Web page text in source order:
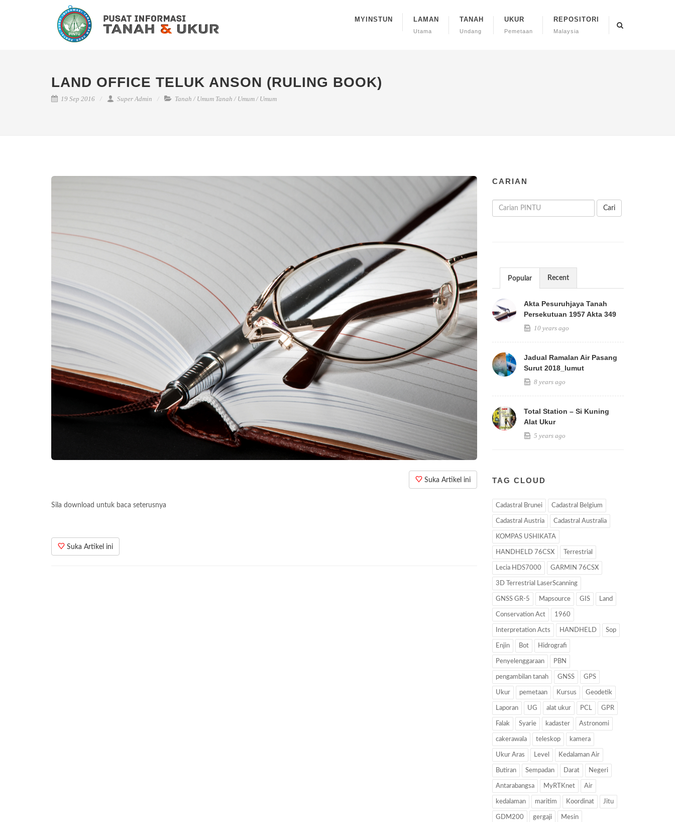
MYINSTUN LAMAN
Utama
TANAH
Undang
UKUR
Pemetaan
REPOSITORI
Malaysia
LAND OFFICE TELUK ANSON (RULING BOOK)
19 Sep 2016 Super Admin Tanah / Umum Tanah / Umum/ Umum
Suka Artikel ini
Sila download untuk baca seterusnya
Suka Artikel ini
CARIAN
Cari
Popular Recent
Akta Pesuruhjaya Tanah
Persekutuan 1957 Akta 349
10 years ago
Jadual Ramalan Air Pasang
Surut 2018_lumut
8 years ago
Total Station – Si Kuning
Alat Ukur
5 years ago
TAG CLOUD
Cadastral Brunei Cadastral Belgium
Cadastral Austria Cadastral Australia
KOMPAS USHIKATA
HANDHELD 76CSX Terrestrial
Lecia HDS7000 GARMIN 76CSX
3D Terrestrial LaserScanning
GNSS GR-5 Mapsource GIS Land
Conservation Act 1960
Interpretation Acts HANDHELD Sop
Enjin Bot Hidrografi
Penyelenggaraan PBN
pengambilan tanah GNSS GPS
Ukur pemetaan Kursus Geodetik
Laporan UG alat ukur PCL GPR
Falak Syarie kadaster Astronomi
cakerawala teleskop kamera
Ukur Aras Level Kedalaman Air
Butiran Sempadan Darat Negeri
Antarabangsa MyRTKnet Air
kedalaman maritim Koordinat Jitu
GDM200 gergaji Mesin